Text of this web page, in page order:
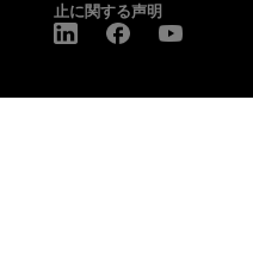
止に関する声明